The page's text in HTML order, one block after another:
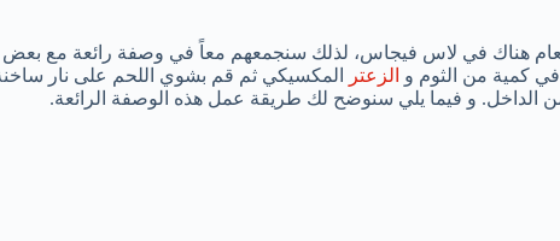
هناك في لاس فيجاس، لذلك سنجمعهم معاً في وصفة رائعة مع بعض
كمية من الثوم و الزعتر
المكسيكي ثم قم بشوي اللحم على نار
الداخل. و فيما يلي سنوضح لك طريقة عمل هذه الوصفة الرائعة.